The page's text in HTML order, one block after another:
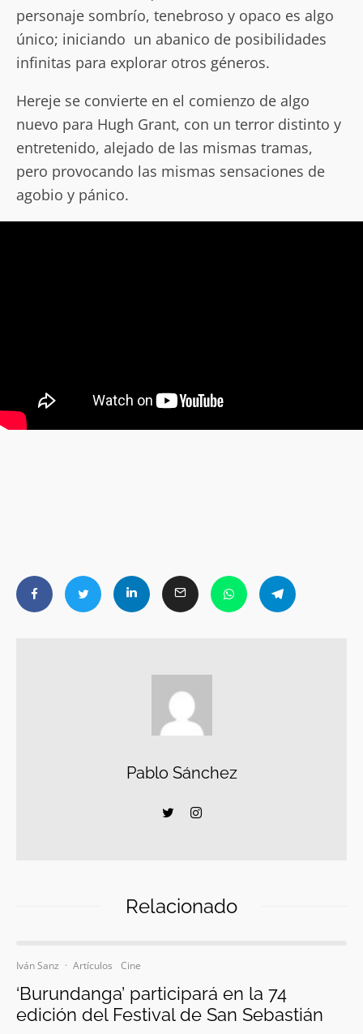
personaje sombrío, tenebroso y opaco es algo
único; iniciando un abanico de posibilidades
infinitas para explorar otros géneros.
Hereje se convierte en el comienzo de algo
nuevo para Hugh Grant, con un terror distinto y
entretenido, alejado de las mismas tramas,
pero provocando las mismas sensaciones de
agobio y pánico.
Pablo Sánchez
Relacionado
Iván Sanz · Artículos Cine
‘Burundanga’ participará en la 74
edición del Festival de San Sebastián